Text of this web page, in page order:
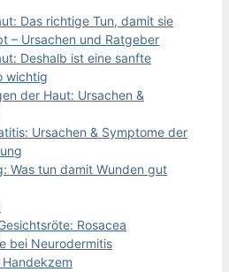
Das richtige Tun, damit sie
– Ursachen und Ratgeber
Deshalb ist eine sanfte
wichtig
der Haut: Ursachen &
Ursachen & Symptome der
Was tun damit Wunden gut
Rosacea
bei Neurodermitis